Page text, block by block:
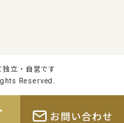
独立・自営です
Reserved.
お問い合わせ